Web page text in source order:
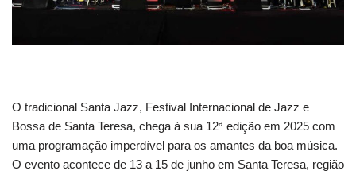
O tradicional Santa Jazz, Festival Internacional de Jazz e
Bossa de Santa Teresa, chega à sua 12ª edição em 2025 com
uma programação imperdível para os amantes da boa música.
O evento acontece de 13 a 15 de junho em Santa Teresa, região